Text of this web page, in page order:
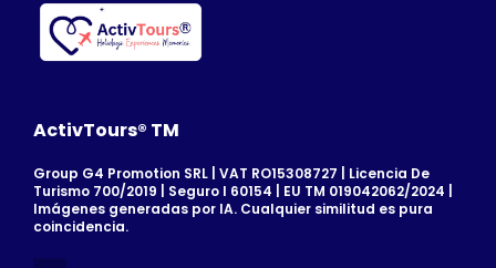
ActivTours® TM
Group G4 Promotion SRL | VAT RO15308727 | Licencia De
Turismo 700/2019 | Seguro I 60154 | EU TM 019042062/2024 |
Imágenes generadas por IA. Cualquier similitud es pura
coincidencia.